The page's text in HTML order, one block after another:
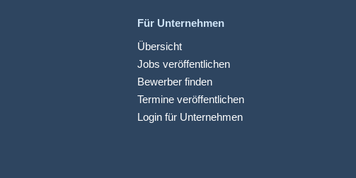
Für Unternehmen
Übersicht
Jobs veröffentlichen
Bewerber finden
Termine veröffentlichen
Login für Unternehmen